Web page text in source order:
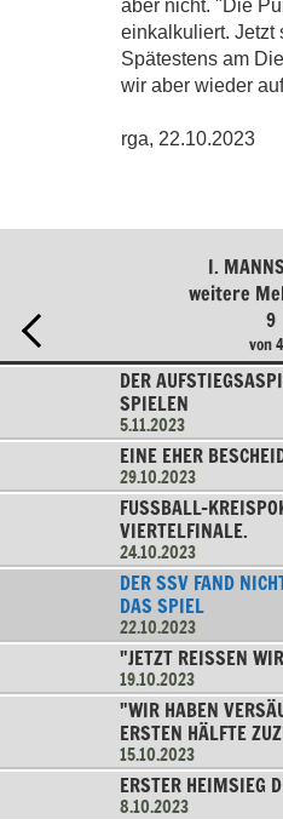
aber nicht. "Die
einkalkuliert. Jetzt
Spätestens am
wir aber wieder
rga, 22.10.2023
I.
weitere
9
von
DER
PIELEN
5.11.2023
EINE EHER
29.10.2023
FUSSBALL-
IERTELFINALE.
24.10.2023
DER SSV FAND
DAS SPIEL
22.10.2023
"JETZT REISSEN
19.10.2023
"WIR HABEN
ERSTEN HÄLFTE
15.10.2023
ERSTER HEIMSIEG
8.10.2023